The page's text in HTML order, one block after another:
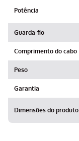
Potência
Guarda-fio
Comprimento do cabo
Peso
Garantia
Dimensões do produto